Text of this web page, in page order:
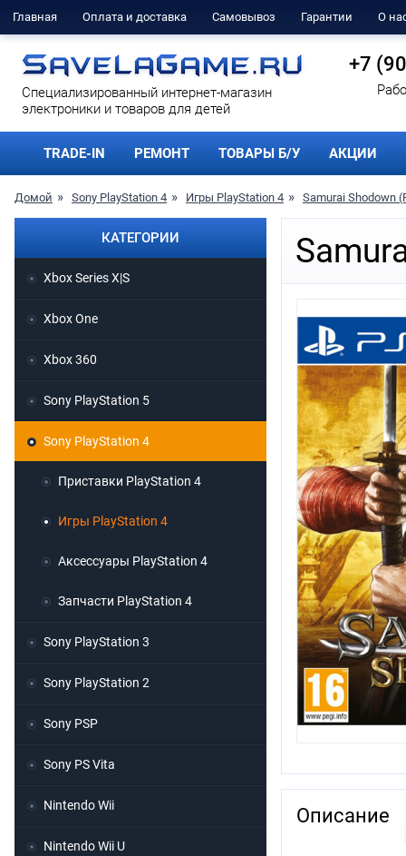
Главная Оплата и доставка Самовывоз Гарантии О
Cпециализированный интернет-магазин
электроники и товаров для детей
+7
TRADE-IN РЕМОНТ ТОВАРЫ Б/У АКЦИИ
Домой Sony PlayStation 4 Игры PlayStation 4 Samurai Shodown
Описание
КАТЕГОРИИ
Xbox Series X|S
Xbox One
Xbox 360
Sony PlayStation 5
Sony PlayStation 4
Приставки PlayStation 4
Игры PlayStation 4
Аксессуары PlayStation 4
Запчасти PlayStation 4
Sony PlayStation 3
Sony PlayStation 2
Sony PSP
Sony PS Vita
Nintendo Wii
Nintendo Wii U